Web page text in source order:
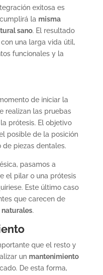
exitosa es
la misma
sano. El resultado
una larga vida útil,
funcionales y la
de iniciar la
realizan las pruebas
prótesis. El objetivo
posible de la posición
piezas dentales.
pasamos a
el pilar o una prótesis
Este último caso
que carecen de
.
que el resto y
un mantenimiento
De esta forma,